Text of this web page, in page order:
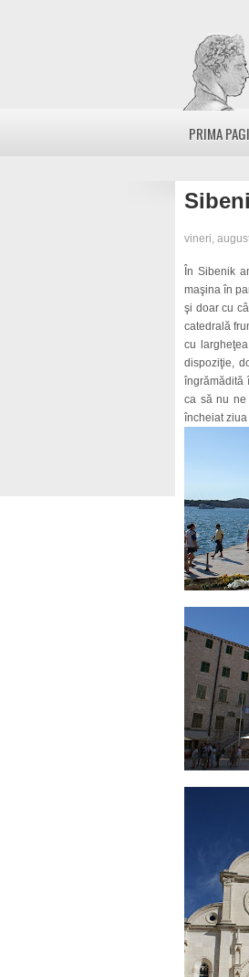
PRIMA
vineri,
În Sibenik
maşina în
şi doar cu
catedrală
cu
dispoziţie,
îngrămădită
ca să nu ne
încheiat